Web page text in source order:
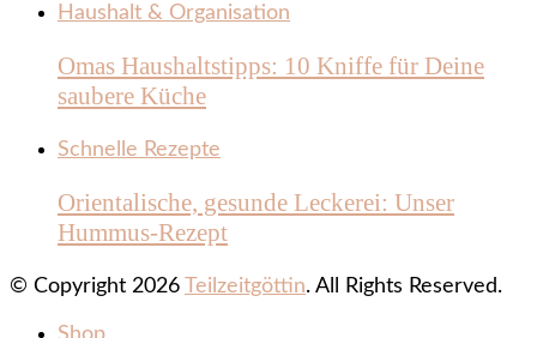
Haushalt & Organisation
Omas Haushaltstipps: 10 Kniffe für Deine
saubere Küche
Schnelle Rezepte
Orientalische, gesunde Leckerei: Unser
Hummus-Rezept
© Copyright 2026 Teilzeitgöttin. All Rights Reserved.